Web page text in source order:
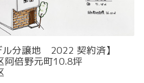
ル分譲地 2022 契約済】
阿倍野元町10.8坪